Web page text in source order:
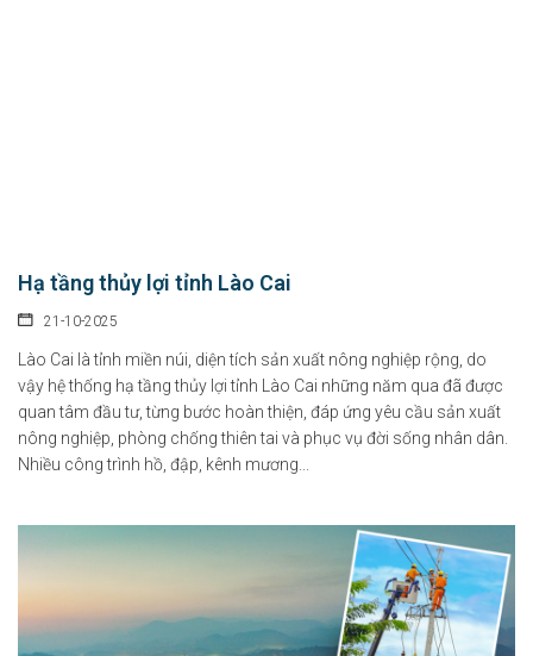
Hạ tầng thủy lợi tỉnh Lào Cai
21-10-2025
Lào Cai là tỉnh miền núi, diện tích sản xuất nông nghiệp rộng, do
vậy hệ thống hạ tầng thủy lợi tỉnh Lào Cai những năm qua đã được
quan tâm đầu tư, từng bước hoàn thiện, đáp ứng yêu cầu sản xuất
nông nghiệp, phòng chống thiên tai và phục vụ đời sống nhân dân.
Nhiều công trình hồ, đập, kênh mương...